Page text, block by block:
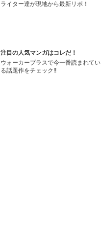
ライター達が現地から最新リポ！
注目の人気マンガはコレだ！
ウォーカープラスで今一番読まれてい
る話題作をチェック!!